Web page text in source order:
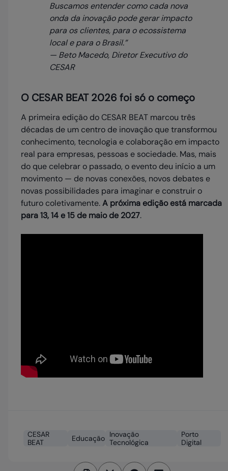
Buscamos entender como cada nova
onda da inovação pode gerar impacto
para os clientes, para o ecossistema
local e para o Brasil.”
— Beto Macedo, Diretor Executivo do
CESAR
O CESAR BEAT 2026 foi só o começo
A primeira edição do CESAR BEAT marcou três
décadas de um centro de inovação que transformou
conhecimento, tecnologia e colaboração em impacto
real para empresas, pessoas e sociedade. Mas, mais
do que celebrar o passado, o evento deu início a um
movimento — de novas conexões, novos debates e
novas possibilidades para imaginar e construir o
futuro coletivamente.A próxima edição está marcada
para 13, 14 e 15 de maio de 2027.
CESAR
BEAT
Educação Inovação
Tecnológica
Porto
Digital